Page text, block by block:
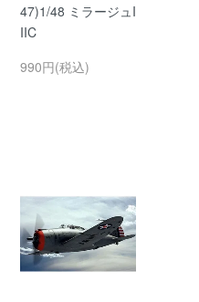
47)1/48 ミラージュI
IIC
990円(税込)